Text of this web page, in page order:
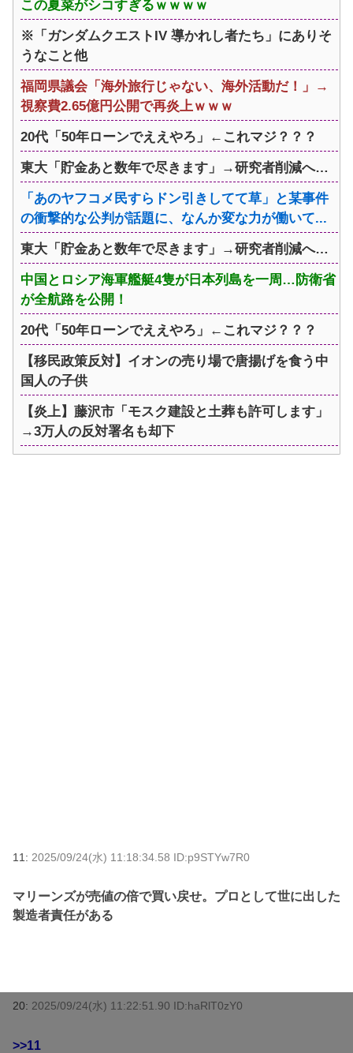
この夏菜がシコすぎるｗｗｗｗ
※「ガンダムクエストIV 導かれし者たち」にありそ
うなこと他
福岡県議会「海外旅行じゃない、海外活動だ！」→
視察費2.65億円公開で再炎上ｗｗｗ
20代「50年ローンでええやろ」←これマジ？？？
東大「貯金あと数年で尽きます」→研究者削減へ…
「あのヤフコメ民すらドン引きしてて草」と某事件
の衝撃的な公判が話題に、なんか変な力が働いて...
東大「貯金あと数年で尽きます」→研究者削減へ…
中国とロシア海軍艦艇4隻が日本列島を一周…防衛省
が全航路を公開！
20代「50年ローンでええやろ」←これマジ？？？
【移民政策反対】イオンの売り場で唐揚げを食う中
国人の子供
【炎上】藤沢市「モスク建設と土葬も許可します」
→3万人の反対署名も却下
11: 2025/09/24(水) 11:18:34.58 ID:p9STYw7R0
マリーンズが売値の倍で買い戻せ。プロとして世に出した
製造者責任がある
20: 2025/09/24(水) 11:22:51.90 ID:haRlT0zY0
>>11